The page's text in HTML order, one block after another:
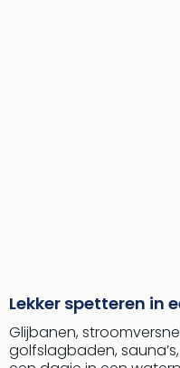
Lekker spetteren in
Glijbanen,
golfslagbaden,